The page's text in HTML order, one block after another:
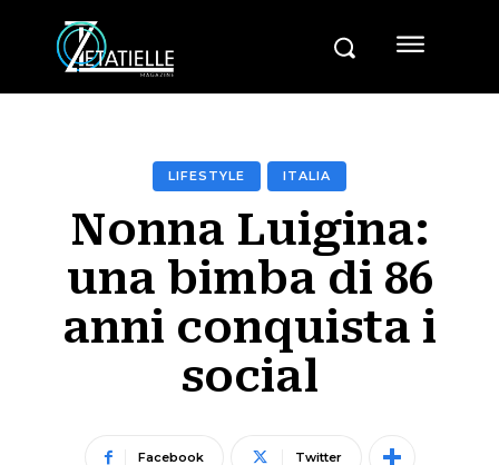
LIFESTYLE ITALIA
Nonna Luigina:
una bimba di 86
anni conquista i
social
Facebook Twitter